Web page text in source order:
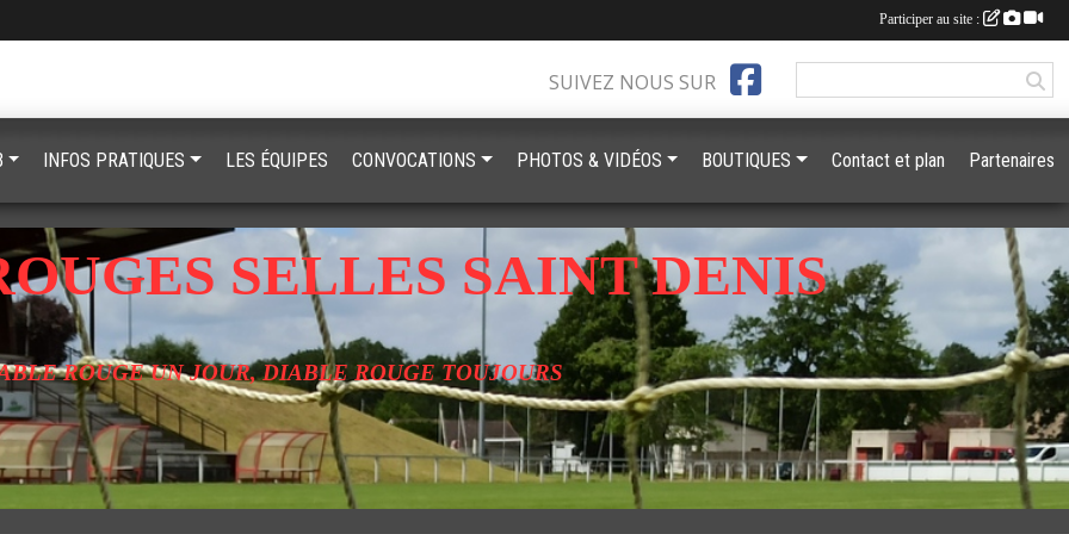
SELLES SAINT DENIS
ROUGE UN JOUR, DIABLE ROUGE TOUJOURS
SUIVEZ NOUS SUR
INFOS PRATIQUES LES ÉQUIPES CONVOCATIONS PHOTOS & VIDÉOS BOUTIQUES Contact et plan Partenaires
Participer au site :